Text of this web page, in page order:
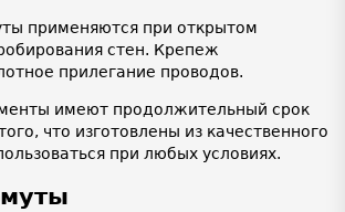
применяются при открытом
стен. Крепеж
прилегание проводов.
имеют продолжительный срок
что изготовлены из качественного
при любых условиях.